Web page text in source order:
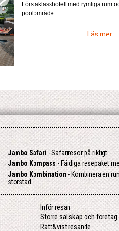
Förstaklasshotell med rymliga rum
poolområde.
Läs mer
Jambo Safari- Safariresor på riktigt
Jambo Kompass- Färdiga resepaket
Jambo Kombination - Kombinera en
storstad
Inför resan
Större sällskap och företag
Rätt&vist resande